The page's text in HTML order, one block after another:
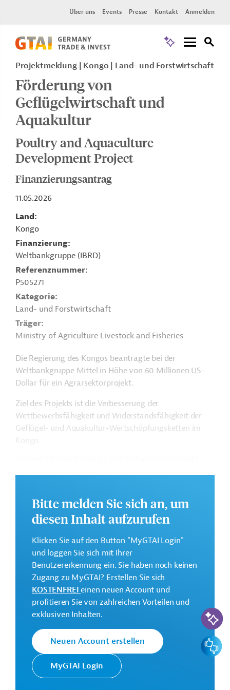
Über uns Events Presse Kontakt Anmelden
Projektmeldung Kongo Land- und Forstwirtschaft
Förderung von
Geflügelwirtschaft und
Aquakultur
Poultry and Aquaculture
Development Project
Finanzierungsantrag
11.05.2026
Land
Kongo
Finanzierung
Weltbankgruppe (IBRD)
Referenznummer
P505271
Kategorie
Land- und Forstwirtschaft
Träger
Ministry of Agriculture Livestock and Fisheries
Die Regierung des Kongos beantragte bei der
Weltbankgruppe Mittel in Höhe von 60 Millionen US-
Dollar für ein Agrarsektorprojekt.
Ziel des Projekts ist die Verbesserung der
Wettbewerbsfähigkeit und Widerstandsfähigkeit der
Geflügel- und Aquakultur-Wertschöpfungsketten im
GTAI informiert über dieWeltbankgruppe:
Schwerpunkte, Regularien und praktische Hinweise zur
Geschäftsanbahnung.
Gesamtkosten:
69,3 Millionen US-Dollar
Geberbeitrag:
25 Millionen US-Dollar (IBRD, Darlehen; beantragt)
35 Millionen US-Dollar (IDA, Kredit; beantragt)
Kontaktadressen
Bitte melden Sie sich an, um
diesen Inhalt aufzurufen
Klicken Sie auf den Button "MyGTAI Login"
und loggen Sie sich mit Ihrer
Benutzererkennung ein. Sie haben noch keinen
Zugang zu MyGTAI? Erstellen Sie sich
KOSTENFREIeinen neuen Account und
profitieren Sie von zahlreichen Vorteilen und
exklusiven Inhalten.
Neuen Account erstellen
MyGTAI Login
KI-